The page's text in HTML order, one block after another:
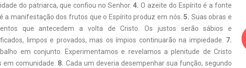
do patriarca, que confiou no Senhor. 4. O azeite do Espírito é a fonte
a manifestação dos frutos que o Espírito produz em nós.5. Suas obras e
que antecedem a volta de Cristo. Os justos serão sábios e
limpos e provados, mas os ímpios continuarão na impiedade. 7.
em conjunto. Experimentamos e revelamos a plenitude de Cristo
comunidade. 8. Cada um deveria desempenhar sua função, segundo